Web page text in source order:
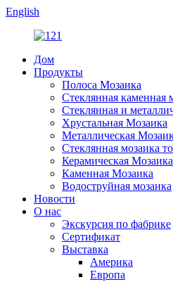
English
Дом
Продукты
Полоса Мозаика
Стеклянная каменная
Стеклянная и
Хрустальная Мозаика
Металлическая
Стеклянная мозаика
Керамическая Мозаика
Каменная Мозаика
Водоструйная мозаика
Новости
О нас
Экскурсия по фабрике
Сертификат
Выставка
Америка
Европа